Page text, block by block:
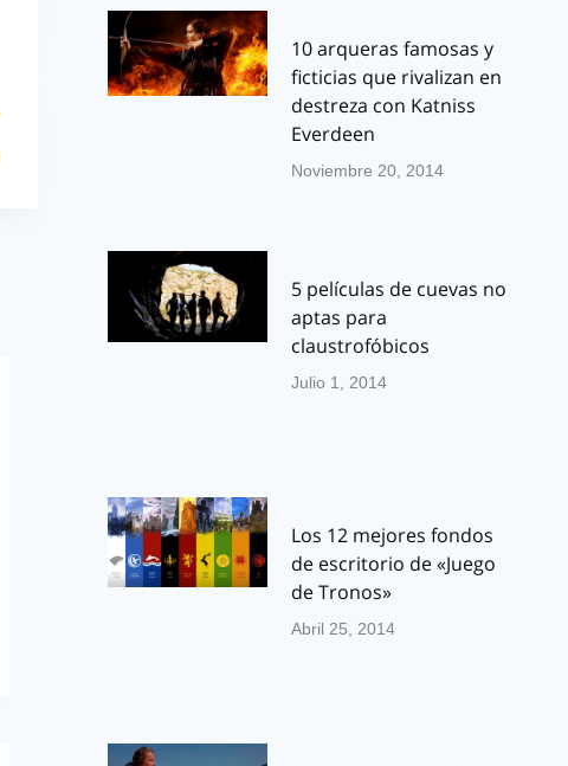
10 arqueras famosas y
ficticias que rivalizan en
destreza con Katniss
Everdeen
Noviembre 20, 2014
5 películas de cuevas no
aptas para
claustrofóbicos
Julio 1, 2014
Los 12 mejores fondos
de escritorio de «Juego
de Tronos»
Abril 25, 2014